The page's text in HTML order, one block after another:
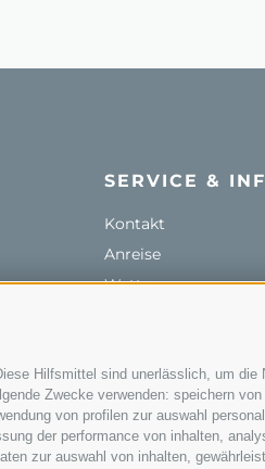
Hilfsmittel sind unerlässlich, um
Zwecke verwenden: speichern
von profilen zur auswahl
der performance von inhalten,
zur auswahl von inhalten,
SERVICE &
Kontakt
Anreise
Wetter